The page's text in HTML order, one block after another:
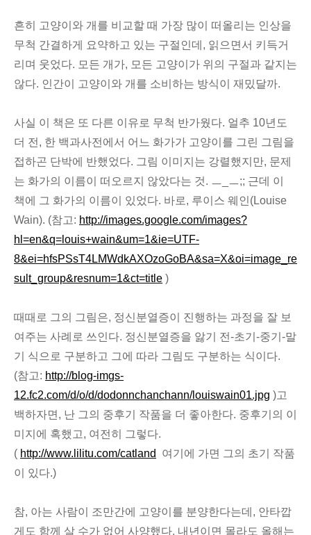
흔히 고양이와 개를 비교할 때 가장 많이 떠올리는 인상을
무척 간결하게 요약하고 있는 구절인데, 읽으면서 키득거
리며 웃었다. 모든 개가, 모든 고양이가 위의 구절과 같지는
않다. 인간이 고양이와 개를 소비하는 방식이 재밌달까.
사실 이 책은 또 다른 이유로 무척 반가웠다. 얼추 10년도
더 전, 한 백과사전에서 어느 화가가 고양이를 그린 그림을
접하곤 단박에 반했었다. 그림 이미지는 강렬했지만, 문제
는 화가의 이름이 떠오르지 않았다는 것. ㅡ_ㅡ;; 근데 이
책에 그 화가의 이름이 있었다. 바로, 루이스 웨인(Louise
Wain). (참고: http://images.google.com/images?
hl=en&q=louis+wain&um=1&ie=UTF-
8&ei=hfsPSsT4LMWdkAXOzoGoBA&sa=X&oi=image_re
sult_group&resnum=1&ct=title )
때때로 그의 그림은, 정신분열증이 진행하는 과정을 잘 보
여주는 사례로 쓰인다. 정신분열증을 앓기 전-초기-중기-말
기 식으로 구분하고 그에 따라 그림도 구분하는 식이다.
(참고: http://blog-imgs-
12.fc2.com/d/o/d/dodonnchanchann/louiswain01.jpg )고
백하자면, 난 그의 중후기 작품을 더 좋아한다. 중후기의 이
미지에 혹했고, 여전히 그렇다.
( http://www.lilitu.com/catland
여기에 가면 그의 초기 작품
이 있다.)
참, 아는 사람이 조만간에 고양이를 분양한다는데, 안타깝
게도 함께 살 수가 없어 사양했다. 내년이면 몰라도 올해는